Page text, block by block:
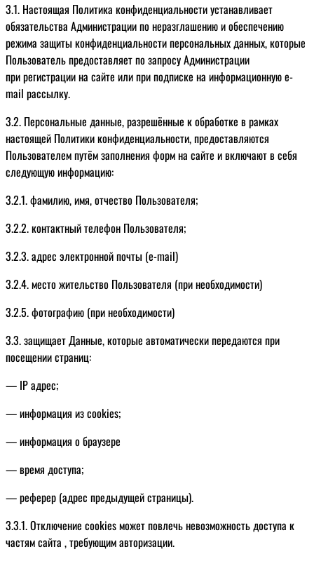
3.1. Настоящая Политика конфиденциальности устанавливает
обязательства Администрации по неразглашению и обеспечению
режима защиты конфиденциальности персональных данных, которые
Пользователь предоставляет по запросу Администрации
при регистрации на сайте или при подписке на информационную e-
mail рассылку.
3.2. Персональные данные, разрешённые к обработке в рамках
настоящей Политики конфиденциальности, предоставляются
Пользователем путём заполнения форм на сайте и включают в себя
следующую информацию:
3.2.1. фамилию, имя, отчество Пользователя;
3.2.2. контактный телефон Пользователя;
3.2.3. адрес электронной почты (e-mail)
3.2.4. место жительство Пользователя (при необходимости)
3.2.5. фотографию (при необходимости)
3.3. защищает Данные, которые автоматически передаются при
посещении страниц:
— IP адрес;
— информация из cookies;
— информация о браузере
— время доступа;
— реферер (адрес предыдущей страницы).
3.3.1. Отключение cookies может повлечь невозможность доступа к
частям сайта , требующим авторизации.